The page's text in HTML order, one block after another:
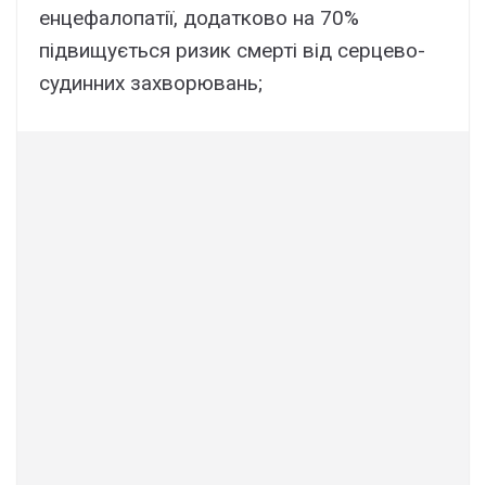
енцефалопатії, додатково на 70%
підвищується ризик смерті від серцево-
судинних захворювань;